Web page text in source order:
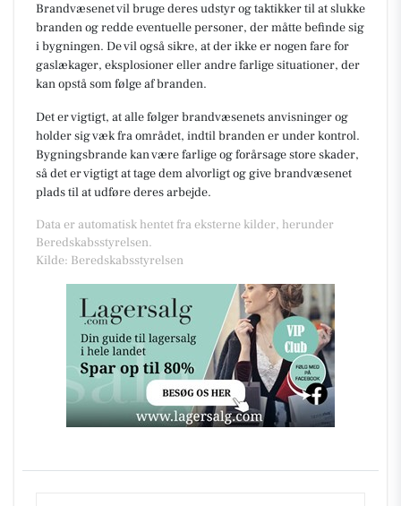
Brandvæsenet vil bruge deres udstyr og taktikker til at slukke
branden og redde eventuelle personer, der måtte befinde sig
i bygningen. De vil også sikre, at der ikke er nogen fare for
gaslækager, eksplosioner eller andre farlige situationer, der
kan opstå som følge af branden.
Det er vigtigt, at alle følger brandvæsenets anvisninger og
holder sig væk fra området, indtil branden er under kontrol.
Bygningsbrande kan være farlige og forårsage store skader,
så det er vigtigt at tage dem alvorligt og give brandvæsenet
plads til at udføre deres arbejde.
Data er automatisk hentet fra eksterne kilder, herunder
Beredskabsstyrelsen.
Kilde: Beredskabsstyrelsen